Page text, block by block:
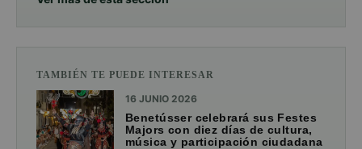
TAMBIÉN TE PUEDE INTERESAR
16 JUNIO 2026
Benetússer celebrará sus Festes
Majors con diez días de cultura,
música y participación ciudadana